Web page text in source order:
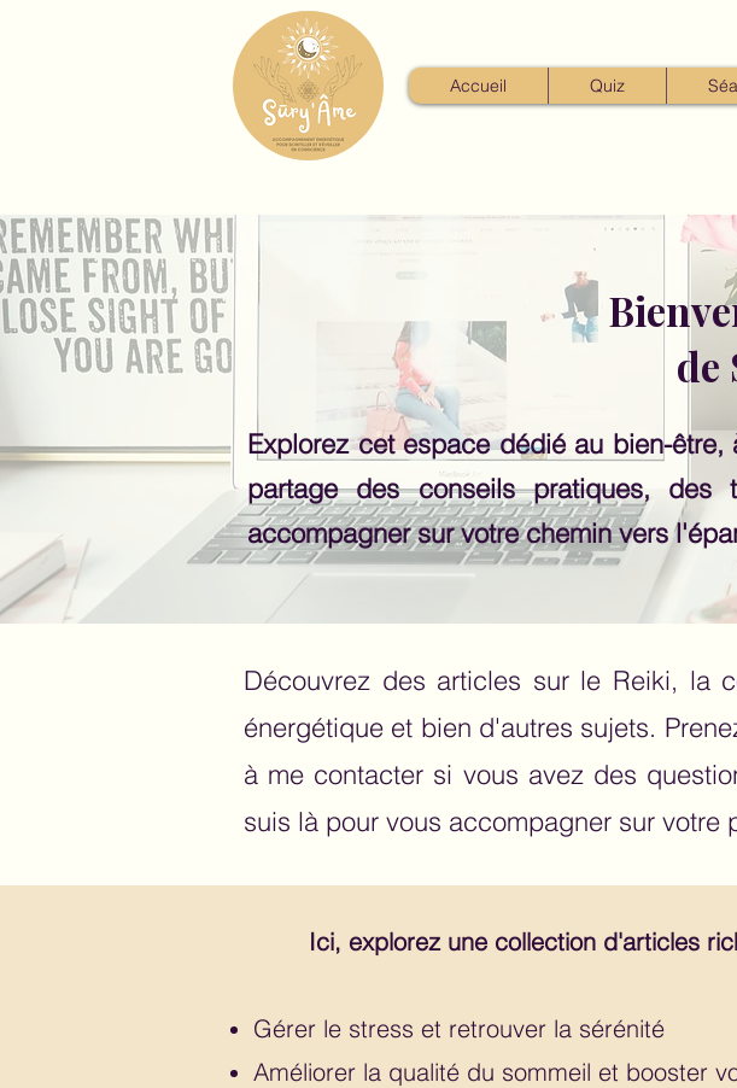
Accueil Quiz
de
Explorez cet espace dédié au bien-
partage des conseils pratiques, des
accompagner sur votre chemin vers
Découvrez des articles sur le Reiki, la
énergétique et bien d'autres sujets.
à me contacter si vous avez des
suis là pour vous accompagner sur votre
Ici, explorez une collection d'articles
Gérer le stress et retrouver la sérénité
Améliorer la qualité du sommeil et booster